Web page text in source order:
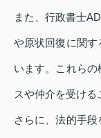
また、行政書士
や原状回復に関す
います。これら
スや仲介を受ける
さらに、法的手